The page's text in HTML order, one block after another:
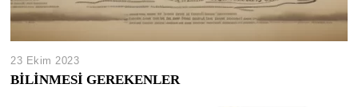
23 Ekim 2023
BİLİNMESİ GEREKENLER